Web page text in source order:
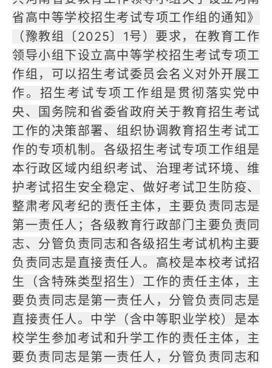
省高中等学校招生考试专项工作组的通知》
（豫教组〔2025〕1号）要求，在教育工作
领导小组下设立高中等学校招生考试专项工
作组，可以招生考试委员会名义对外开展工
作。招生考试专项工作组是贯彻落实党中
央、国务院和省委省政府关于教育招生考试
工作的决策部署、组织协调教育招生考试工
作的专项机制。各级招生考试专项工作组是
本行政区域内组织考试、治理考试环境、维
护考试招生安全稳定、做好考试卫生防疫、
整肃考风考纪的责任主体，主要负责同志是
第一责任人；各级教育行政部门主要负责同
志、分管负责同志和各级招生考试机构主要
负责同志是直接责任人。高校是本校考试招
生（含特殊类型招生）工作的责任主体，主
要负责同志是第一责任人，分管负责同志是
直接责任人。中学（含中等职业学校）是本
校学生参加考试和升学工作的责任主体，主
要负责同志是第一责任人，分管负责同志和